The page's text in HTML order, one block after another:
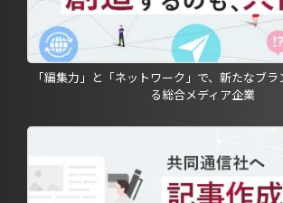
「編集力」と「ネットワーク」で、新たなブ
る総合メディア企業